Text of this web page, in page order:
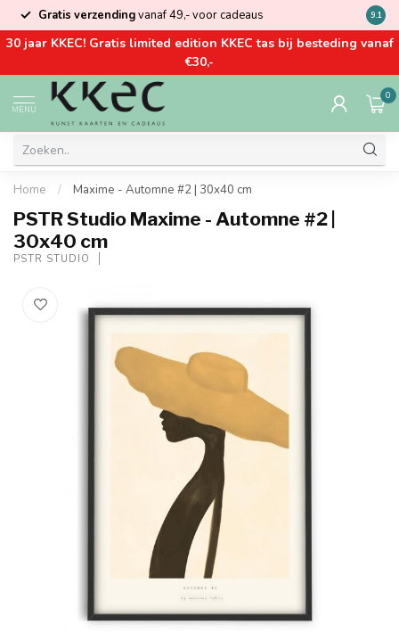
Gratis verzendingvanaf 49,- voor cadeaus Kom
9.1
30 jaar KKEC! Gratis limited edition KKEC tas bij besteding vanaf
€30,-
MENU
0
Home / Maxime - Automne #2 | 30x40 cm
PSTR Studio Maxime - Automne #2 |
30x40 cm
PSTR STUDIO